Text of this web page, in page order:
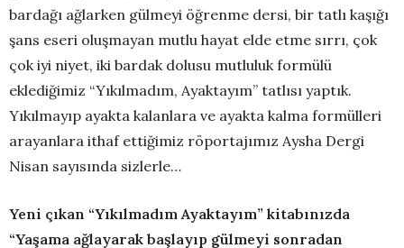
bardağı ağlarken gülmeyi öğrenme dersi, bir tatlı kaşığı
şans eseri oluşmayan mutlu hayat elde etme sırrı, çok
çok iyi niyet, iki bardak dolusu mutluluk formülü
eklediğimiz “Yıkılmadım, Ayaktayım” tatlısı yaptık.
Yıkılmayıp ayakta kalanlara ve ayakta kalma formülleri
arayanlara ithaf ettiğimiz röportajımız Aysha Dergi
Nisan sayısında sizlerle…
Yeni çıkan “Yıkılmadım Ayaktayım” kitabınızda
“Yaşama ağlayarak başlayıp gülmeyi sonradan